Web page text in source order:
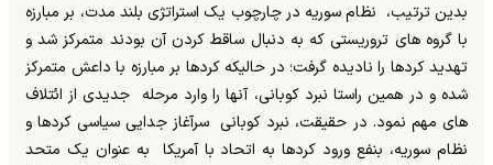
بدین ترتیب، نظام سوریه در چارچوب یک استراتژی بلند مدت، بر مبارزه
با گروه های تروریستی که به دنبال ساقط کردن آن بودند متمرکز شد و
تهدید کردها را نادیده گرفت؛ در حالیکه کردها بر مبارزه با داعش متمرکز
شده و در همین راستا نبرد کوبانی، آنها را وارد مرحله جدیدی از ائتلاف
های مهم نمود. در حقیقت، نبرد کوبانی سرآغاز جدایی سیاسی کردها و
نظام سوریه، بنفع ورود کردها به اتحاد با آمریکا به عنوان یک متحد